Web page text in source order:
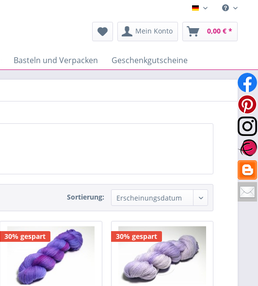
Deutsch
Mein Konto 0,00 € *
Basteln und Verpacken Geschenkgutscheine
Sortierung:
30% gespart 30% gespart